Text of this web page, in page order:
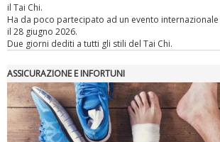
il Tai Chi.
Ha da poco partecipato ad un evento internazionale
il 28 giugno 2026.
Due giorni dediti a tutti gli stili del Tai Chi.
ASSICURAZIONE E INFORTUNI